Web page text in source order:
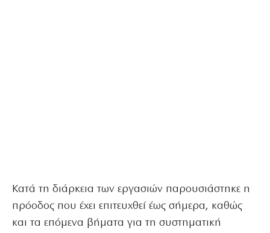
Κατά τη διάρκεια των εργασιών παρουσιάστηκε η
πρόοδος που έχει επιτευχθεί έως σήμερα, καθώς
και τα επόμενα βήματα για τη συστηματική